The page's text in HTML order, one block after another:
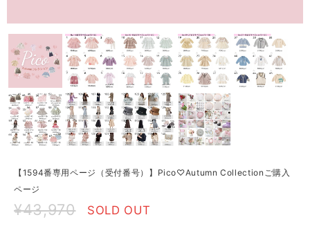
【1594番専用ページ（受付番号）】Pico♡Autumn Collectionご購入
ページ
¥43,970 SOLD OUT